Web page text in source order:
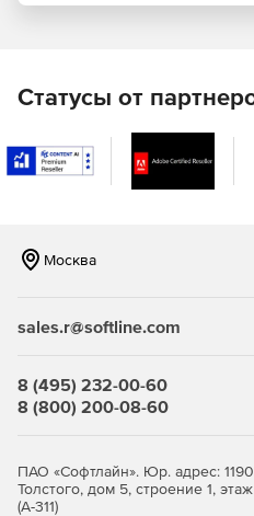
Статусы от
Москва
sales.r@softline.com
8 (495) 232-00-60
8 (800) 200-08-60
ПАО «Софтлайн». Юр. адрес:
Толстого, дом 5, строение 1,
(А-311)